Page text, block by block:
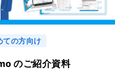
ての方向け
のご紹介資料